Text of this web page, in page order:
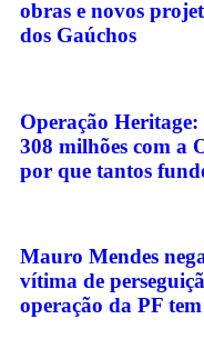
obras e novos
dos Gaúchos
Operação
308 milhões com a
por que tantos
Mauro Mendes
vítima de
operação da PF